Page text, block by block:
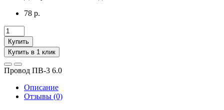
78 р.
Купить
Купить в 1 клик
Провод ПВ-3 6.0
Описание
Отзывы (0)